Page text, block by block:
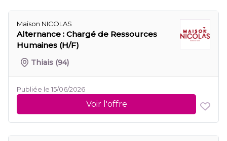
Maison NICOLAS
Alternance : Chargé de Ressources
Humaines (H/F)
Thiais (94)
Publiée le 15/06/2026
Voir l'offre